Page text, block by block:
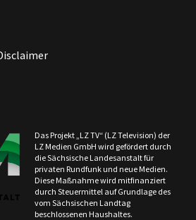
Das Projekt „LZ TV“ (LZ Television) der
LZ Medien GmbH wird gefördert durch
die Sächsische Landesanstalt für
privaten Rundfunk und neue Medien.
Diese Maßnahme wird mitfinanziert
durch Steuermittel auf Grundlage des
vom Sächsischen Landtag
beschlossenen Haushaltes.